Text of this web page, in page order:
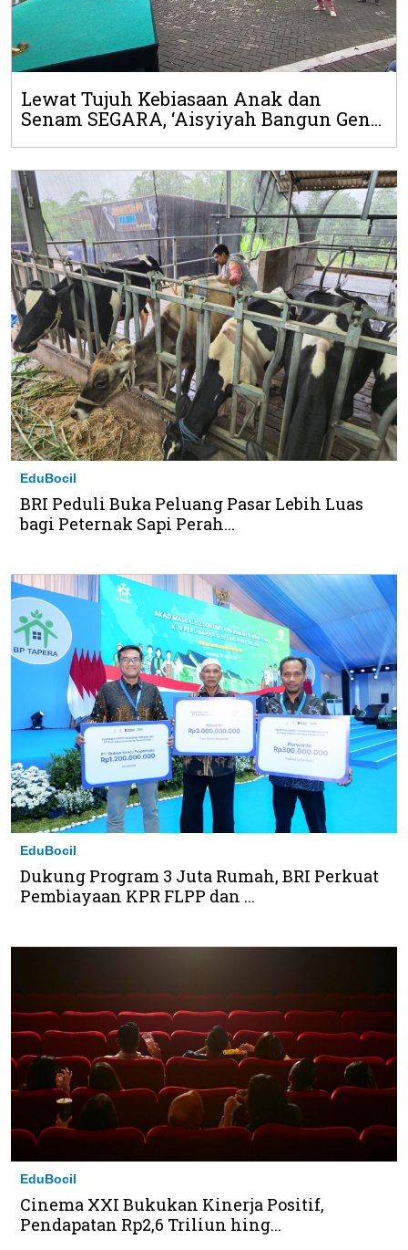
Lewat Tujuh Kebiasaan Anak dan
Senam SEGARA, ‘Aisyiyah Bangun Gen...
EduBocil
BRI Peduli Buka Peluang Pasar Lebih Luas
bagi Peternak Sapi Perah...
EduBocil
Dukung Program 3 Juta Rumah, BRI Perkuat
Pembiayaan KPR FLPP dan ...
EduBocil
Cinema XXI Bukukan Kinerja Positif,
Pendapatan Rp2,6 Triliun hing...